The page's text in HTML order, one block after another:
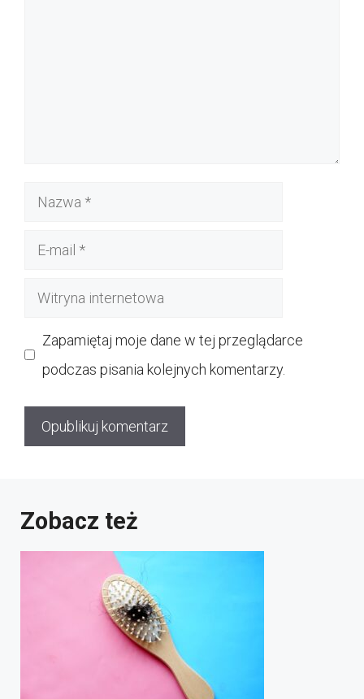
Nazwa
Witryna
Zapamiętaj moje dane w tej przeglądarce
podczas pisania kolejnych komentarzy.
Zobacz też